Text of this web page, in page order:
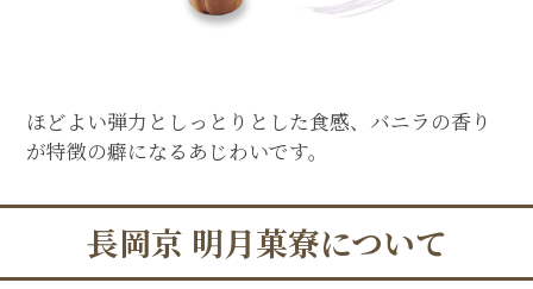
ほどよい弾力としっとりとした食感、バニラの香り
が特徴の癖になるあじわいです。
長岡京 明月菓寮について